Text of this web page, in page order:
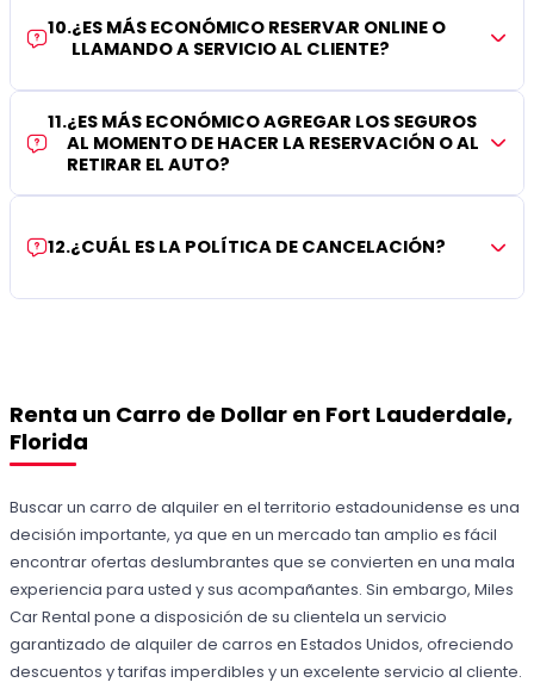
10.¿ES MÁS ECONÓMICO RESERVAR ONLINE O
LLAMANDO A SERVICIO AL CLIENTE?
11.¿ES MÁS ECONÓMICO AGREGAR LOS SEGUROS
AL MOMENTO DE HACER LA RESERVACIÓN O AL
RETIRAR EL AUTO?
12.¿CUÁL ES LA POLÍTICA DE CANCELACIÓN?
Renta un Carro de Dollar en Fort Lauderdale,
Florida
Buscar un carro de alquiler en el territorio estadounidense es una
decisión importante, ya que en un mercado tan amplio es fácil
encontrar ofertas deslumbrantes que se convierten en una mala
experiencia para usted y sus acompañantes. Sin embargo, Miles
Car Rental pone a disposición de su clientela un servicio
garantizado de alquiler de carros en Estados Unidos, ofreciendo
descuentos y tarifas imperdibles y un excelente servicio al cliente.